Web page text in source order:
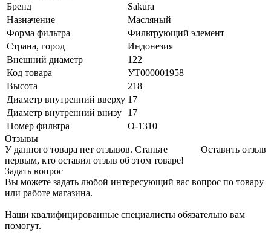
Бренд
Sakura
Назначение
Масляный
Форма фильтра
Фильтрующий элемент
Страна, город
Индонезия
Внешний диаметр
122
Код товара
УТ000001958
Высота
218
Диаметр внутренний вверху 17
Диаметр внутренний внизу
17
Номер фильтра
O-1310
Отзывы
Оставить отзыв
У данного товара нет отзывов. Станьте
первым, кто оставил отзыв об этом товаре!
Задать вопрос
Вы можете задать любой интересующий вас вопрос по товару
или работе магазина.
Наши квалифицированные специалисты обязательно вам
помогут.